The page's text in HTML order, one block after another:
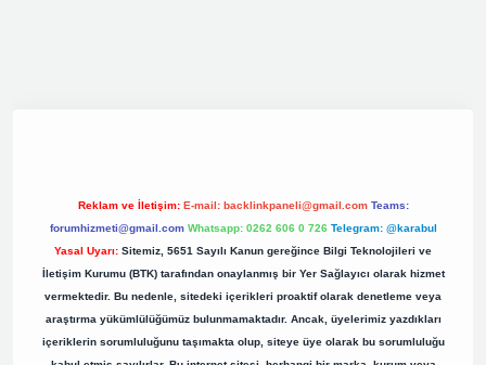
Reklam ve İletişim: E-mail: backlinkpaneli@gmail.com Teams:
forumhizmeti@gmail.com Whatsapp: 0262 606 0 726 Telegram: @karabul
Yasal Uyarı: Sitemiz, 5651 Sayılı Kanun gereğince Bilgi Teknolojileri ve
İletişim Kurumu (BTK) tarafından onaylanmış bir Yer Sağlayıcı olarak hizmet
vermektedir. Bu nedenle, sitedeki içerikleri proaktif olarak denetleme veya
araştırma yükümlülüğümüz bulunmamaktadır. Ancak, üyelerimiz yazdıkları
içeriklerin sorumluluğunu taşımakta olup, siteye üye olarak bu sorumluluğu